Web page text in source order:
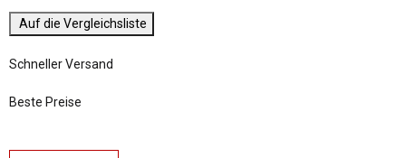
Auf die Vergleichsliste
Schneller Versand
Beste Preise